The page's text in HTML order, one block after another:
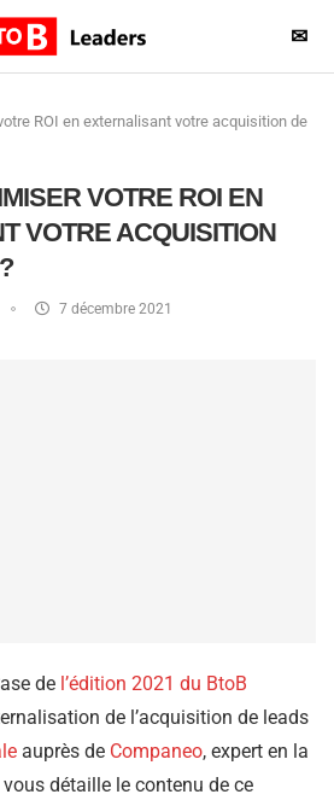
✉
ROI en externalisant votre acquisition de
VOTRE ROI EN
VOTRE ACQUISITION
7 décembre 2021
de l’édition 2021 du BtoB
de l’acquisition de leads
auprès de Companeo, expert en la
détaille le contenu de ce